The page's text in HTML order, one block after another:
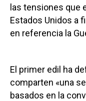
las tensiones que
Estados Unidos a
en referencia la
El primer edil ha
comparten «una
basados en la